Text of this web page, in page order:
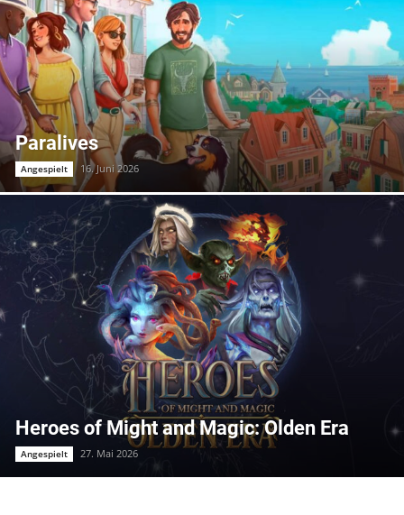
Paralives
Angespielt 16. Juni 2026
Heroes of Might and Magic: Olden Era
Angespielt 27. Mai 2026